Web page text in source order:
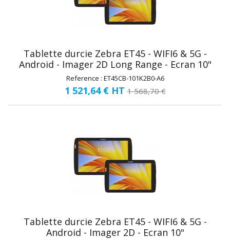
Tablette durcie Zebra ET45 - WIFI6 & 5G -
Android - Imager 2D Long Range - Ecran 10"
Reference : ET45CB-101K2B0-A6
1 521,64 € HT 1 568,70 €
Tablette durcie Zebra ET45 - WIFI6 & 5G -
Android - Imager 2D - Ecran 10"